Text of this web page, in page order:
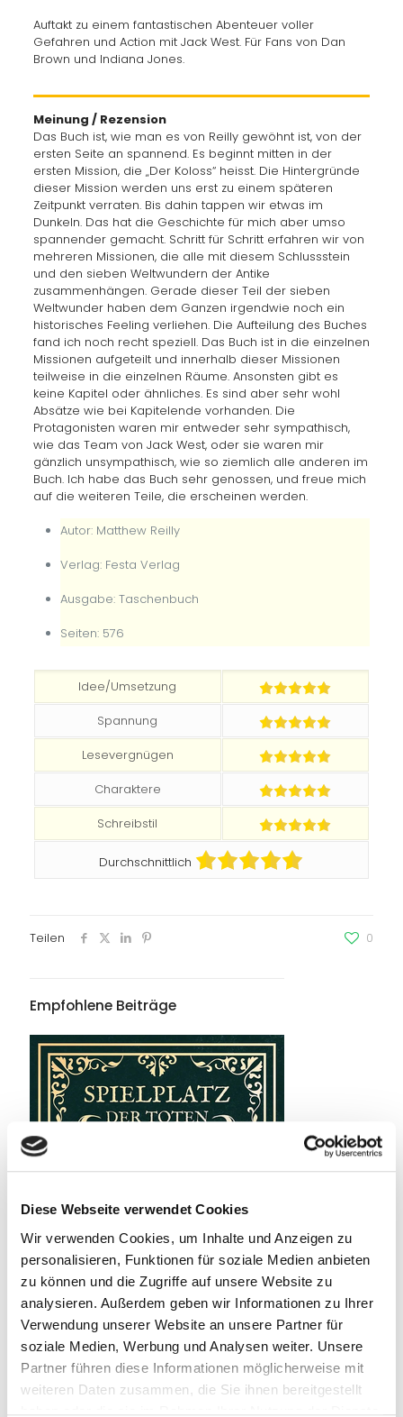
Diese Webseite verwendet Cookies
Wir verwenden Cookies, um Inhalte und Anzeigen zu
personalisieren, Funktionen für soziale Medien anbieten
zu können und die Zugriffe auf unsere Website zu
analysieren. Außerdem geben wir Informationen zu Ihrer
Verwendung unserer Website an unsere Partner für
soziale Medien, Werbung und Analysen weiter. Unsere
Partner führen diese Informationen möglicherweise mit
weiteren Daten zusammen, die Sie ihnen bereitgestellt
Auftakt zu einem fantastischen Abenteuer voller
Gefahren und Action mit Jack West. Für Fans von Dan
Brown und Indiana Jones.
Meinung / Rezension
Das Buch ist, wie man es von Reilly gewöhnt ist, von der
ersten Seite an spannend. Es beginnt mitten in der
ersten Mission, die „Der Koloss“ heisst. Die Hintergründe
dieser Mission werden uns erst zu einem späteren
Zeitpunkt verraten. Bis dahin tappen wir etwas im
Dunkeln. Das hat die Geschichte für mich aber umso
spannender gemacht. Schritt für Schritt erfahren wir von
mehreren Missionen, die alle mit diesem Schlussstein
und den sieben Weltwundern der Antike
zusammenhängen. Gerade dieser Teil der sieben
Weltwunder haben dem Ganzen irgendwie noch ein
historisches Feeling verliehen. Die Aufteilung des Buches
fand ich noch recht speziell. Das Buch ist in die einzelnen
Missionen aufgeteilt und innerhalb dieser Missionen
teilweise in die einzelnen Räume. Ansonsten gibt es
keine Kapitel oder ähnliches. Es sind aber sehr wohl
Absätze wie bei Kapitelende vorhanden. Die
Protagonisten waren mir entweder sehr sympathisch,
wie das Team von Jack West, oder sie waren mir
gänzlich unsympathisch, wie so ziemlich alle anderen im
Buch. Ich habe das Buch sehr genossen, und freue mich
auf die weiteren Teile, die erscheinen werden.
Autor: Matthew Reilly
Verlag: Festa Verlag
Ausgabe: Taschenbuch
Seiten: 576
Idee/Umsetzung
Spannung
Lesevergnügen
Charaktere
Schreibstil
Durchschnittlich
Teilen 0
Empfohlene Beiträge